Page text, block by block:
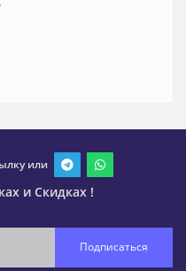
или
и Скидках !
Подписаться